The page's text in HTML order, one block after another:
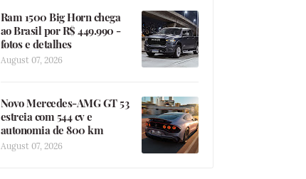
Ram 1500 Big Horn chega
ao Brasil por R$ 449.990 -
fotos e detalhes
August 07, 2026
Novo Mercedes-AMG GT 53
estreia com 544 cv e
autonomia de 800 km
August 07, 2026